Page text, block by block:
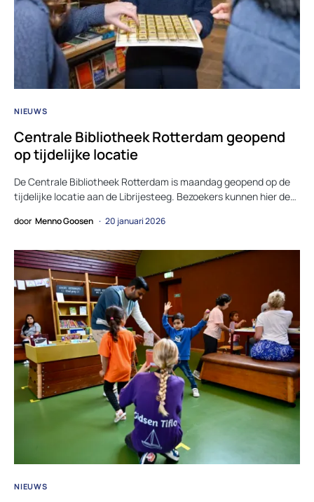
NIEUWS
Centrale Bibliotheek Rotterdam geopend
op tijdelijke locatie
De Centrale Bibliotheek Rotterdam is maandag geopend op de
tijdelijke locatie aan de Librijesteeg. Bezoekers kunnen hier de…
door Menno Goosen 20 januari 2026
NIEUWS